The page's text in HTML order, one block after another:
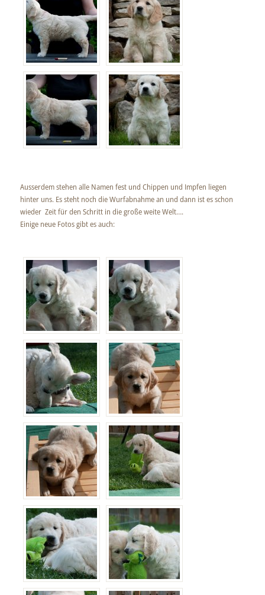
Ausserdem stehen alle Namen fest und Chippen und Impfen liegen
hinter uns. Es steht noch die Wurfabnahme an und dann ist es schon
wieder Zeit für den Schritt in die große weite Welt….
Einige neue Fotos gibt es auch: